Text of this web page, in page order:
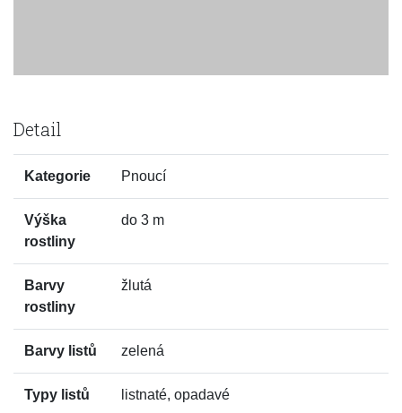
Detail
Kategorie Pnoucí
Výška
rostliny
do 3 m
Barvy
rostliny
žlutá
Barvy listů zelená
Typy listů listnaté, opadavé